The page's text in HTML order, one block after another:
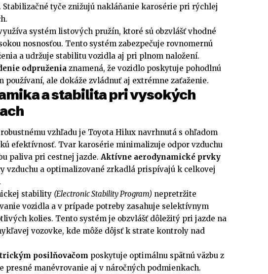
tyče znižujú nakláňanie karosérie pri rýchlej
systém listových pružín, ktoré sú obzvlášť vhodné
nosnosťou. Tento systém zabezpečuje rovnomernú
a udržuje stabilitu vozidla aj pri plnom naložení.
odpruženia znamená, že vozidlo poskytuje pohodlnú
používaní, ale dokáže zvládnuť aj extrémne zaťaženie.
a stabilita pri vysokých
vzhľadu je Toyota Hilux navrhnutá s ohľadom
efektívnosť. Tvar karosérie minimalizuje odpor vzduchu
paliva pri cestnej jazde. Aktívne aerodynamické prvky
vzduchu a optimalizované zrkadlá prispívajú k celkovej
stability (Electronic Stability Program) nepretržite
vozidla a v prípade potreby zasahuje selektívnym
kolies. Tento systém je obzvlášť dôležitý pri jazde na
vozovke, kde môže dôjsť k strate kontroly nad
posilňovačom poskytuje optimálnu spätnú väzbu z
presné manévrovanie aj v náročných podmienkach.